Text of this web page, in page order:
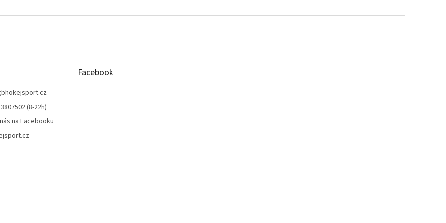
(8-22h)
na Facebooku
Facebook